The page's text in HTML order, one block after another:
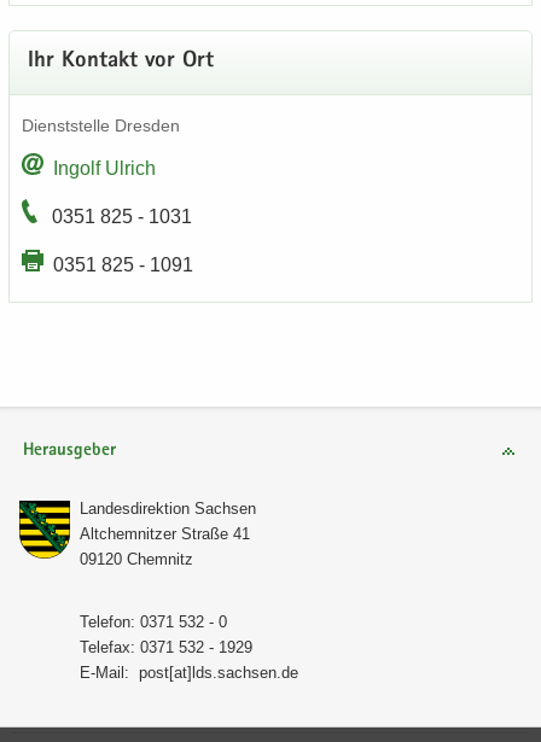
Ihr Kon­takt vor Ort
Dienst­stel­le Dres­den
In­golf Ul­rich
0351 825 - 1031
0351 825 - 1091
Herausgeber
Lan­des­di­rek­ti­on Sach­sen
Alt­chem­nit­zer Stra­ße 41
09120 Chem­nitz
Te­le­fon: 0371 532 - 0
Te­le­fax: 0371 532 - 1929
E-​Mail: post[at]lds.sach­sen.de